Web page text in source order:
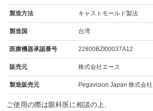
製造方法 キャストモールド製法
製造国 台湾
医療機器承認番号 22800BZI00037A12
販売元 株式会社エース
製造販売元 Pegavision Japan 株式会社
ご使用の際は眼科医に相談の上、